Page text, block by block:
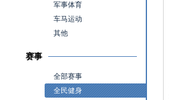
军事体育
车马运动
其他
赛事
全部赛事
全民健身